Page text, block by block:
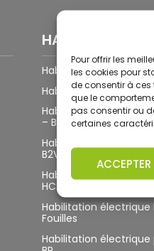
Pour offrir les
les cookies pour
de consentir à ces
que le
pas consentir ou
certaines
ACCEPTER
HABILITATION
Habilitation électrique
Habilitation électrique
Habilitation électrique
– BC – BE
Habilitation véhicule
B2VL BCL
Habilitation électrique
HC Haute Tension HTA
Habilitation électrique
Fouilles
Habilitation